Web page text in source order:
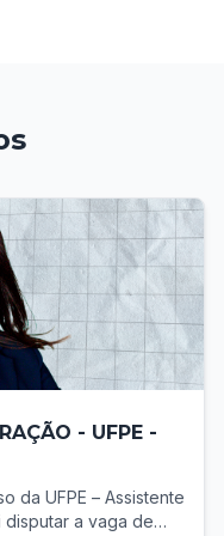
- UFPE -
da UFPE – Assistente
disputar a vaga de